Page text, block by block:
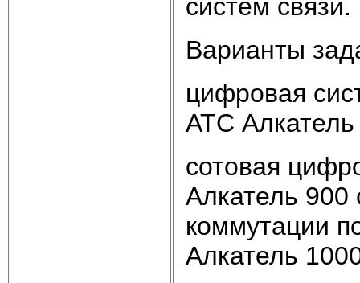
систем связи.
Варианты
цифровая
АТС
сотовая
Алкатель 900
коммутации
Алкатель